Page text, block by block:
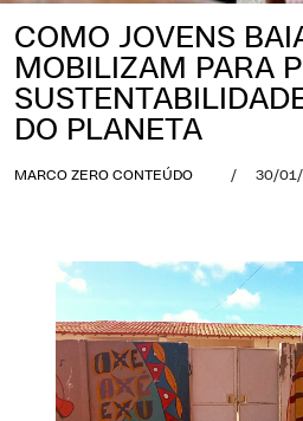
COMO JOVENS
MOBILIZAM PARA
DO PLANETA
MARCO ZERO CONTEÚDO / 30/